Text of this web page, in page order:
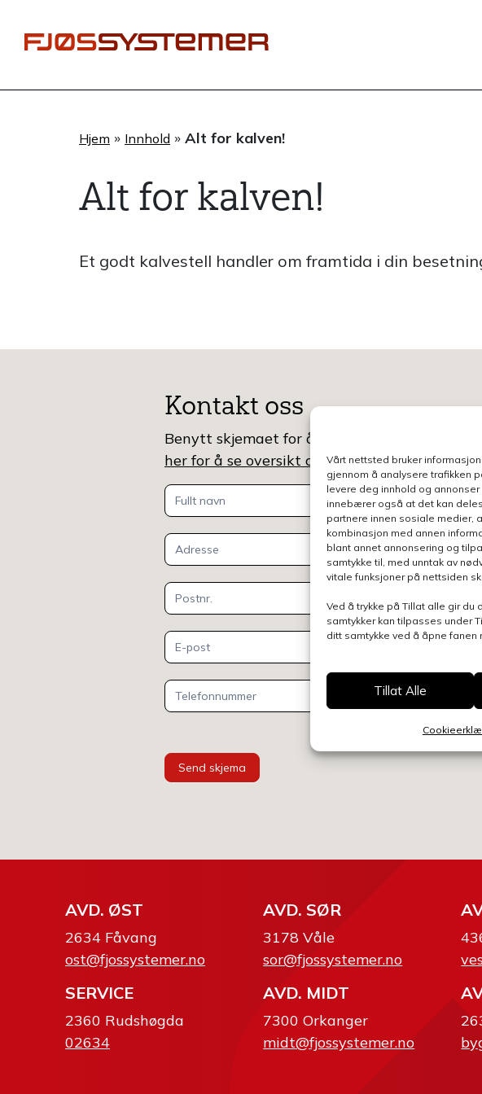
Vårt nettsted bruker
gjennom å analysere trafikken
levere deg innhold og
innebærer også at det kan
partnere innen sosiale medier,
kombinasjon med annen
blant annet annonsering og
samtykke til, med unntak av
vitale funksjoner på nettsiden
Ved å trykke på Tillat alle gir du
samtykker kan tilpasses under
ditt samtykke ved å åpne
Tillat Alle
rett
Hjem » Innhold » Alt for kalven!
Alt for kalven!
Et godt kalvestell handler om framtida i din
Kontakt oss
Benytt skjemaet for å gjøre en
her for å se oversikt over kontaktpersoner
Kontakt
oss
Send skjema
AVD. ØST
2634 Fåvang
ost@fjossystemer.no
SERVICE
2360 Rudshøgda
02634
AVD. SØR
3178 Våle
sor@fjossystemer.no
AVD. MIDT
7300 Orkanger
midt@fjossystemer.no